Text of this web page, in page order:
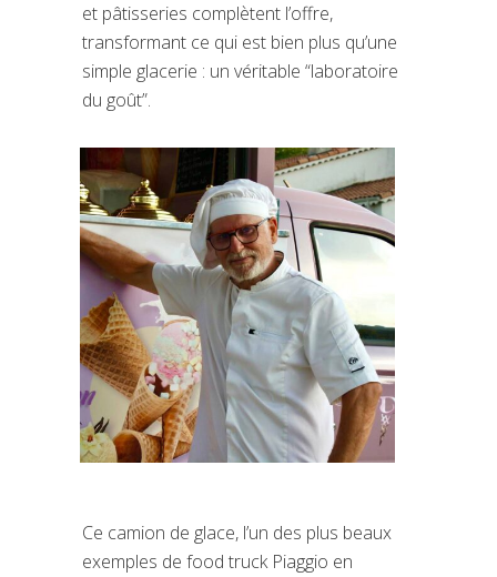
et pâtisseries complètent l’offre,
transformant ce qui est bien plus qu’une
simple glace­rie : un véritable “laboratoire
du goût”.
Ce camion de glace, l’un des plus beaux
exemples de food truck Piaggio en